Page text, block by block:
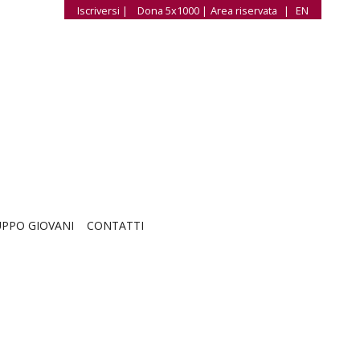
Iscriversi | Dona 5x1000 | Area riservata | EN
GIOVANI CONTATTI